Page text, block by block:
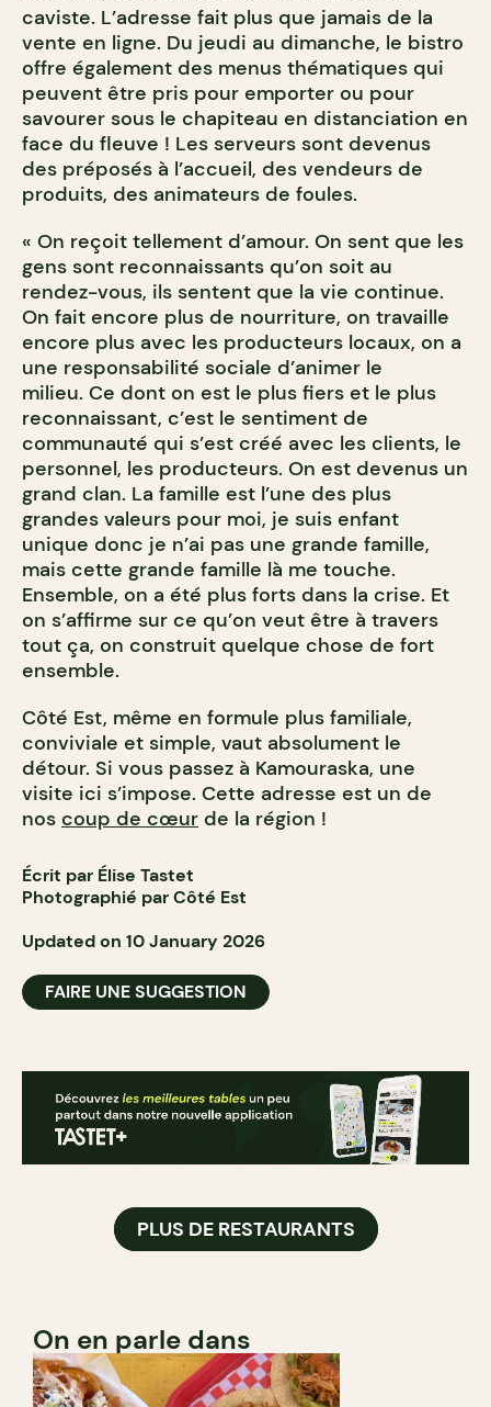
caviste. L’adresse fait plus que jamais de la
vente en ligne. Du jeudi au dimanche, le bistro
offre également des menus thématiques qui
peuvent être pris pour emporter ou pour
savourer sous le chapiteau en distanciation en
face du fleuve ! Les serveurs sont devenus
des préposés à l’accueil, des vendeurs de
produits, des animateurs de foules.
« On reçoit tellement d’amour. On sent que les
gens sont reconnaissants qu’on soit au
rendez-vous, ils sentent que la vie continue.
On fait encore plus de nourriture, on travaille
encore plus avec les producteurs locaux, on a
une responsabilité sociale d’animer le
milieu. Ce dont on est le plus fiers et le plus
reconnaissant, c’est le sentiment de
communauté qui s’est créé avec les clients, le
personnel, les producteurs. On est devenus un
grand clan. La famille est l’une des plus
grandes valeurs pour moi, je suis enfant
unique donc je n’ai pas une grande famille,
mais cette grande famille là me touche.
Ensemble, on a été plus forts dans la crise. Et
on s’affirme sur ce qu’on veut être à travers
tout ça, on construit quelque chose de fort
ensemble.
Côté Est, même en formule plus familiale,
conviviale et simple, vaut absolument le
détour. Si vous passez à Kamouraska, une
visite ici s’impose. Cette adresse est un de
nos coup de cœur de la région !
Écrit par Élise Tastet
Photographié par Côté Est
Updated on 10 January 2026
FAIRE UNE SUGGESTION
PLUS DE RESTAURANTS
On en parle dans